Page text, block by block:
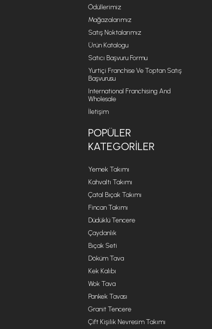
Ödüllerimiz
Mağazalarımız
Satış Noktalarımız
Ürün Katalogu
Satıcı Başvuru Formu
Yurtiçi Franchise Ve Toptan Satış
Başvurusu
International Franchising And
Wholesale
İletişim
POPÜLER
KATEGORILER
Yemek Takımı
Kahvaltı Takımı
Çatal Bıçak Takımı
Fincan Takımı
Düdüklü Tencere
Çaydanlık
Bıçak Seti
Döküm Tava
Kek Kalıbı
Wok Tava
Pankek Tavası
Granit Tencere
Çift Kişilik Nevresim Takımı